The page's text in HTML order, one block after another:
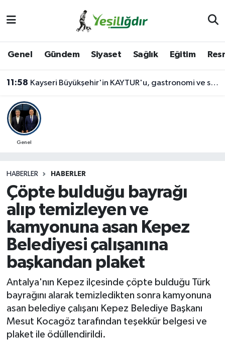
Genel Gündem Siyaset Sağlık Eğitim
11:58 Kayseri Büyükşehir'in KAYTUR'u, gastronomi ve sosyal yaşamın güçlü adresi
Genel
HABERLER HABERLER
Çöpte bulduğu bayrağı
alıp temizleyen ve
kamyonuna asan Kepez
Belediyesi çalışanına
başkandan plaket
Antalya'nın Kepez ilçesinde çöpte bulduğu Türk
bayrağını alarak temizledikten sonra kamyonuna
asan belediye çalışanı Kepez Belediye Başkanı
Mesut Kocagöz tarafından teşekkür belgesi ve
plaket ile ödüllendirildi.
İğdir Namaz Vakitleri
Iğdır Trafik Yoğunluk Haritası
Süper Lig Puan Durumu ve Fikstür
Son Dakika Haberleri
Haber Arşivi